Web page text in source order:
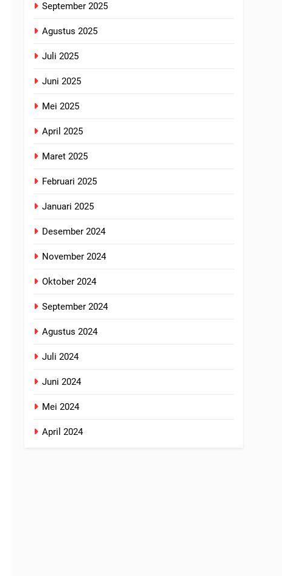
September 2025
Agustus 2025
Juli 2025
Juni 2025
Mei 2025
April 2025
Maret 2025
Februari 2025
Januari 2025
Desember 2024
November 2024
Oktober 2024
September 2024
Agustus 2024
Juli 2024
Juni 2024
Mei 2024
April 2024